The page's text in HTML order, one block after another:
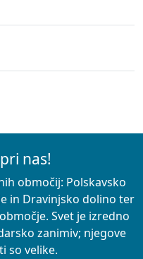
nas!
območij: Polskavsko
in Dravinjsko dolino ter
Svet je izredno
zanimiv; njegove
so velike.